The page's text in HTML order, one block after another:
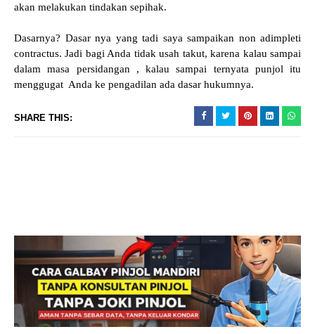
akan melakukan tindakan sepihak.
Dasarnya? Dasar nya yang tadi saya sampaikan non adimpleti
contractus. Jadi bagi Anda tidak usah takut, karena kalau sampai
dalam masa persidangan , kalau sampai ternyata punjol itu
menggugat Anda ke pengadilan ada dasar hukumnya.
SHARE THIS: